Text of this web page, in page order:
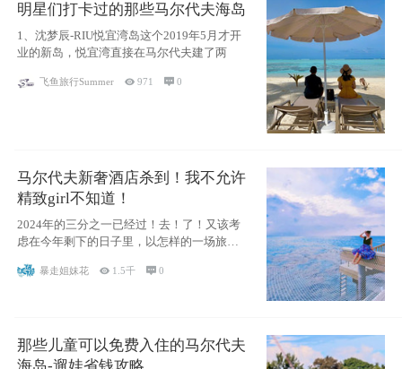
明星们打卡过的那些马尔代夫海岛
1、沈梦辰-RIU悦宜湾岛这个2019年5月才开
业的新岛，悦宜湾直接在马尔代夫建了两
飞鱼旅行Summer 971 0
马尔代夫新奢酒店杀到！我不允许
精致girl不知道！
2024年的三分之一已经过！去！了！又该考
虑在今年剩下的日子里，以怎样的一场旅行
暴走姐妹花  1.5千 0
那些儿童可以免费入住的马尔代夫